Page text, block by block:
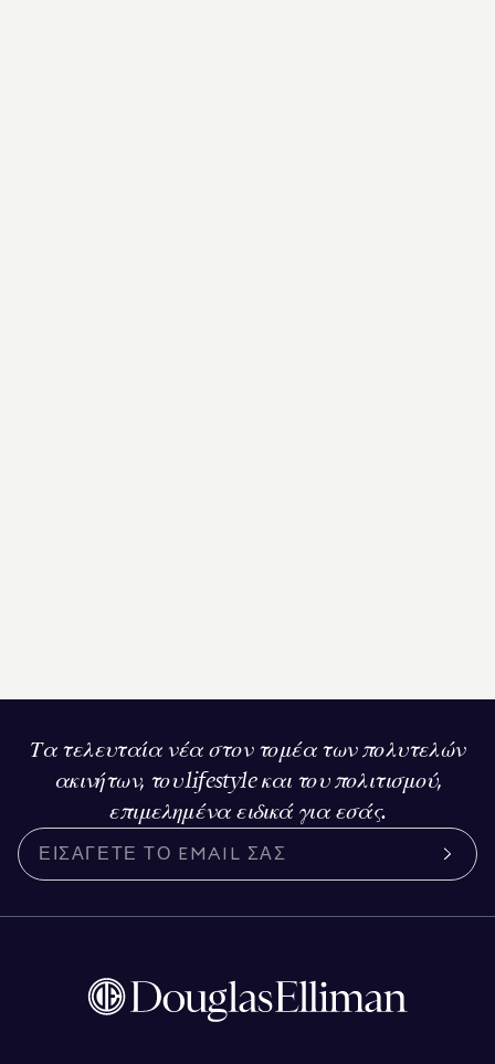
Τα τελευταία νέα στον τομέα των πολυτελών
ακινήτων, του lifestyle και του πολιτισμού,
επιμελημένα ειδικά για εσάς.